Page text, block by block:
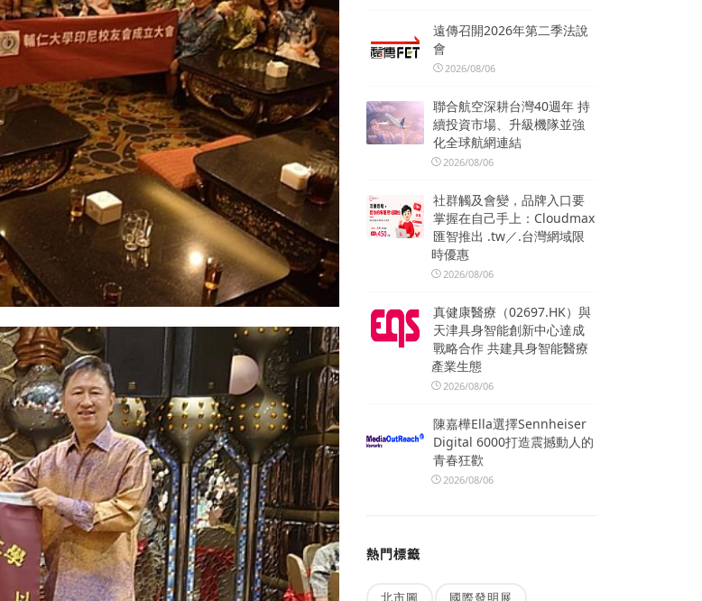
遠傳召開2026年第二季法說
會
2026/08/06
聯合航空深耕台灣40週年 持
續投資市場、升級機隊並強
化全球航網連結
2026/08/06
社群觸及會變，品牌入口要
掌握在自己手上：Cloudmax
匯智推出 .tw／.台灣網域限
時優惠
2026/08/06
真健康醫療（02697.HK）與
天津具身智能創新中心達成
戰略合作 共建具身智能醫療
產業生態
2026/08/06
陳嘉樺Ella選擇Sennheiser
Digital 6000打造震撼動人的
青春狂歡
2026/08/06
熱門標籤
北市圖 國際發明展